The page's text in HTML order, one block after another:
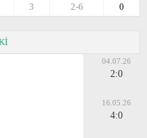
0
2-6
3
04.07.26
2:0
16.05.26
4:0